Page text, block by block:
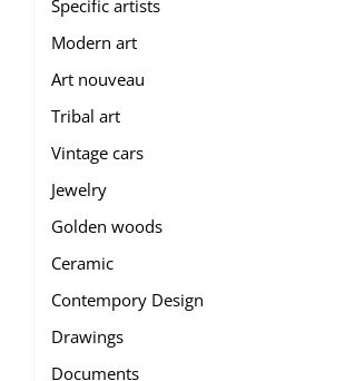
Specific artists
Modern art
Art nouveau
Tribal art
Vintage cars
Jewelry
Golden woods
Ceramic
Contempory Design
Drawings
Documents